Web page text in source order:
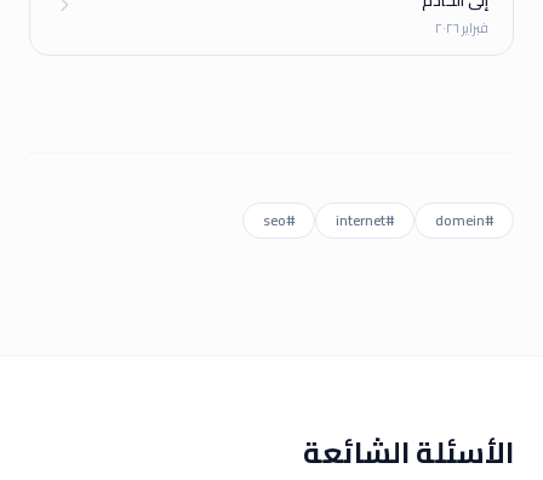
فبراير ٢٠٢٦
#
domein
#
internet
#
seo
الأسئلة الشائعة